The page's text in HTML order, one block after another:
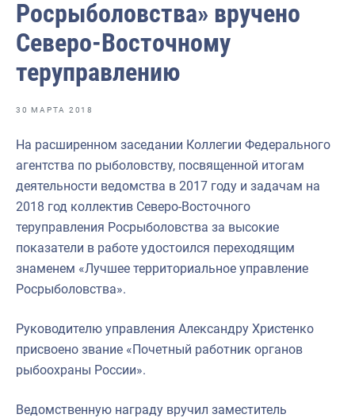
Отраслевые СМИ
Выставки и конференции
Научно-практическая литература
Инфографика
Большая африканская экспедиция
Укрепление духовно-нравственных ценностей
События в России и мире
Росрыболовства» вручено
Северо-Восточному
теруправлению
30 МАРТА 2018
На расширенном заседании Коллегии Федерального
агентства по рыболовству, посвященной итогам
деятельности ведомства в 2017 году и задачам на
2018 год коллектив Северо-Восточного
теруправления Росрыболовства за высокие
показатели в работе удостоился переходящим
знаменем «Лучшее территориальное управление
Росрыболовства».
Руководителю управления Александру Христенко
присвоено звание «Почетный работник органов
рыбоохраны России».
Ведомственную награду вручил заместитель